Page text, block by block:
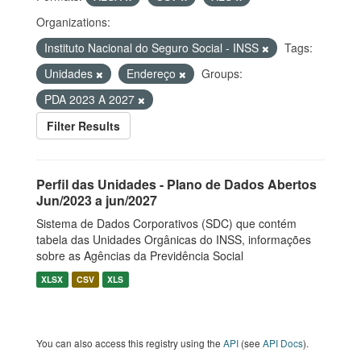
Organizations:
Instituto Nacional do Seguro Social - INSS
Tags:
Unidades
Endereço
Groups:
PDA 2023 A 2027
Filter Results
Perfil das Unidades - Plano de Dados Abertos
Jun/2023 a jun/2027
Sistema de Dados Corporativos (SDC) que contém
tabela das Unidades Orgânicas do INSS, informações
sobre as Agências da Previdência Social
XLSX CSV XLS
You can also access this registry using the API (see API Docs).